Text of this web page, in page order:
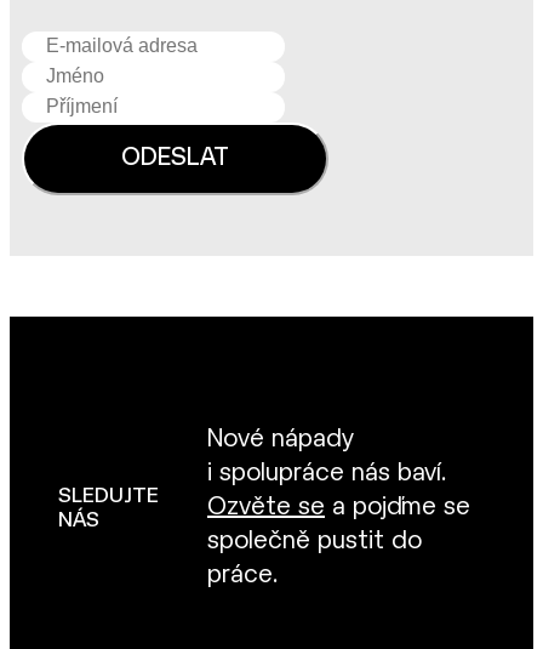
SLEDUJTE
NÁS
Nové nápady
i spolupráce nás baví.
Ozvěte se a pojďme se
společně pustit do
práce.